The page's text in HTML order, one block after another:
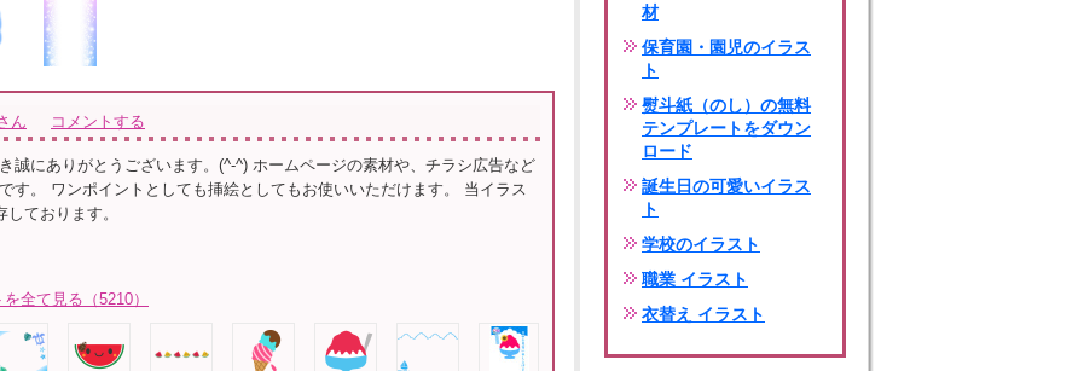
ん コメントする
誠にありがとうございます。(^-^) ホームページの素材や、チラシ広告など
す。 ワンポイントとしても挿絵としてもお使いいただけます。 当イラス
しております。
全て見る（5210）
材
保育園・園児のイラス
ト
熨斗紙（のし）の無料
テンプレートをダウン
ロード
誕生日の可愛いイラス
ト
学校のイラスト
職業 イラスト
衣替え イラスト